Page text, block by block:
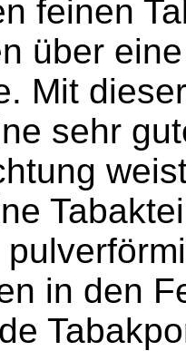
feinen
über
Mit
sehr
in den